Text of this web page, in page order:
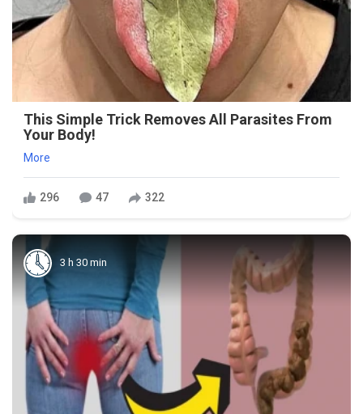
This Simple Trick Removes All Parasites From
Your Body!
More
296 47 322
3 h 30 min